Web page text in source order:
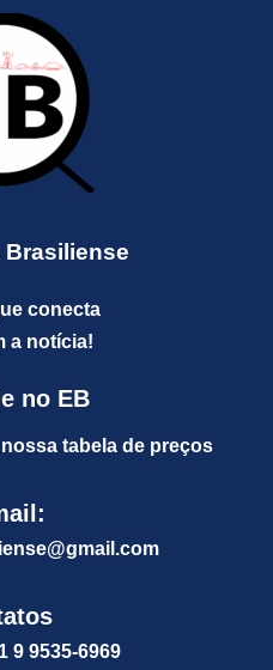
conecta
a notícia!
no EB
tabela de preços
ail.com
9 9535-6969